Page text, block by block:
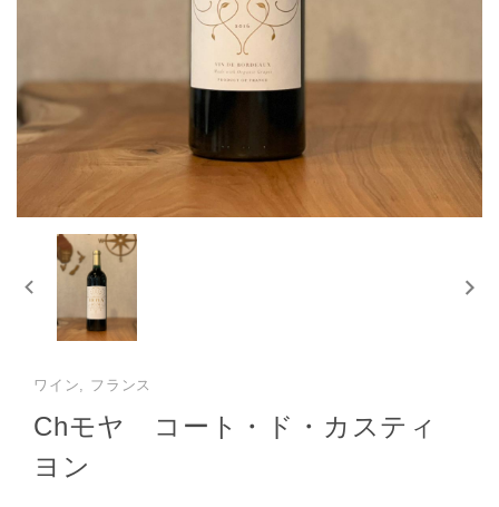
ワイン, フランス
Chモヤ コート・ド・カスティ
ヨン